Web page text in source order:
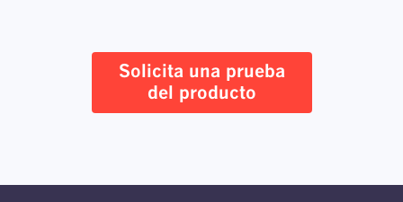
Solicita una prueba
del producto